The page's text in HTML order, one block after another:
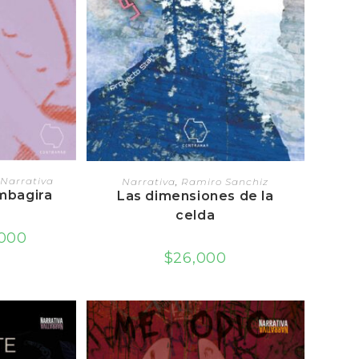
Narrativa AGREGAR AL CARRITO
Narrativa Ramiro Sanchiz
Las dimensiones de la
celda
$26,000